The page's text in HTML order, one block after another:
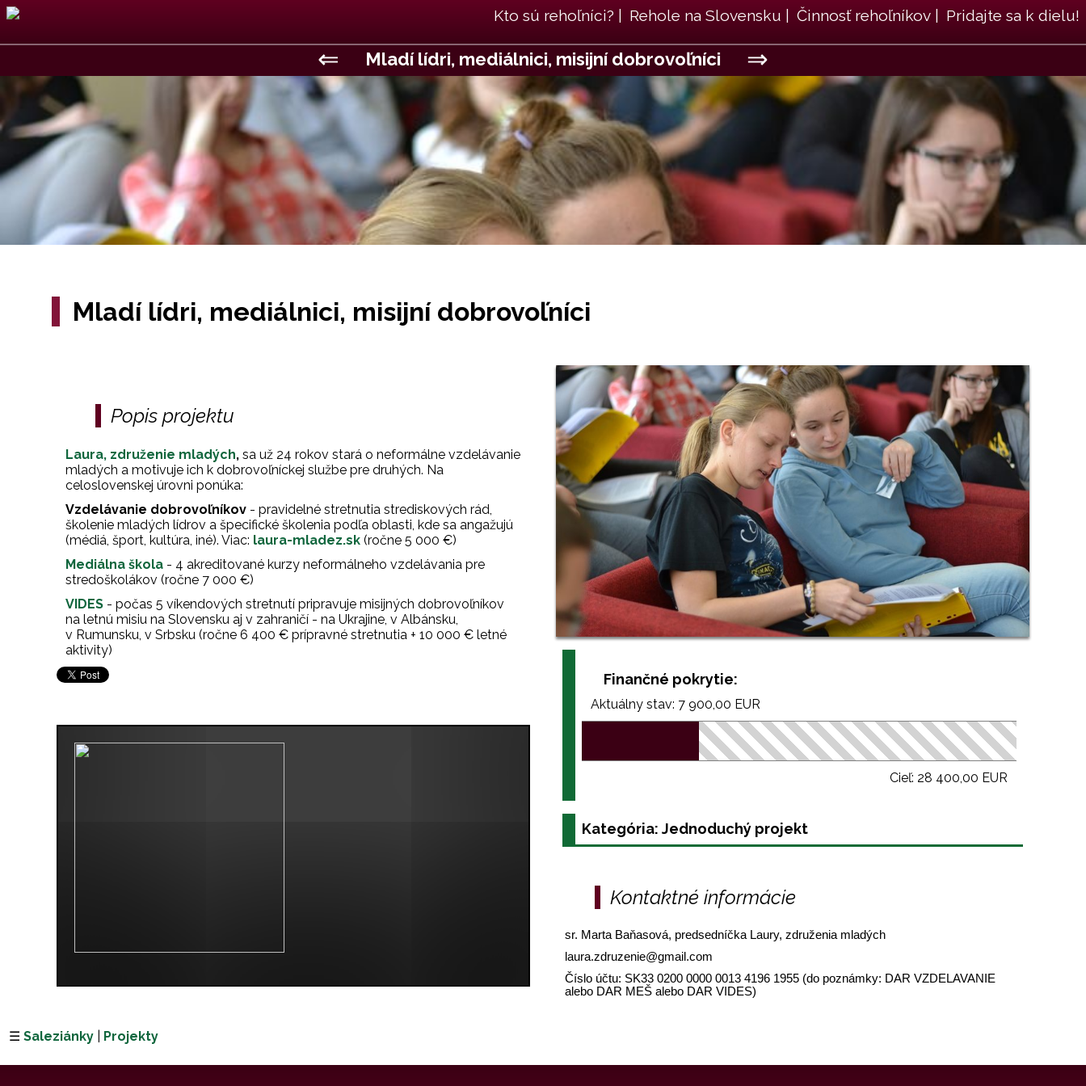
Kto sú rehoľníci? Rehole na Slovensku Činnosť rehoľníkov Pridajte sa k dielu!
⇐ Mladí lídri, mediálnici, misijní dobrovoľníci ⇒
Mladí lídri, mediálnici, misijní dobrovoľníci
Popis projektu
Laura, združenie mladých,sa už 24 rokov stará o neformálne vzdelávanie
mladých a motivuje ich k dobrovoľníckej službe pre druhých. Na
celoslovenskej úrovni ponúka:
Vzdelávanie dobrovoľníkov - pravidelné stretnutia strediskových rád,
školenie mladých lídrov a špecifické školenia podľa oblasti, kde sa angažujú
(médiá, šport, kultúra, iné). Viac: laura-mladez.sk(ročne 5 000 €)
Mediálna škola - 4 akreditované kurzy neformálneho vzdelávania pre
stredoškolákov (ročne 7 000 €)
VIDES - počas 5 víkendových stretnutí pripravuje misijných dobrovoľníkov
na letnú misiu na Slovensku aj v zahraničí - na Ukrajine, v Albánsku,
v Rumunsku, v Srbsku (ročne 6 400 € prípravné stretnutia + 10 000 € letné
aktivity)
Finančné pokrytie:
Aktuálny stav: 7 900,00 EUR
Cieľ: 28 400,00 EUR
Kategória: Jednoduchý projekt
Kontaktné informácie
sr. Marta Baňasová, predsedníčka Laury, združenia mladých
laura.zdruzenie@gmail.com
Číslo účtu: SK33 0200 0000 0013 4196 1955 (do poznámky: DAR VZDELAVANIE
alebo DAR MEŠ alebo DAR VIDES)
☰Saleziánky Projekty